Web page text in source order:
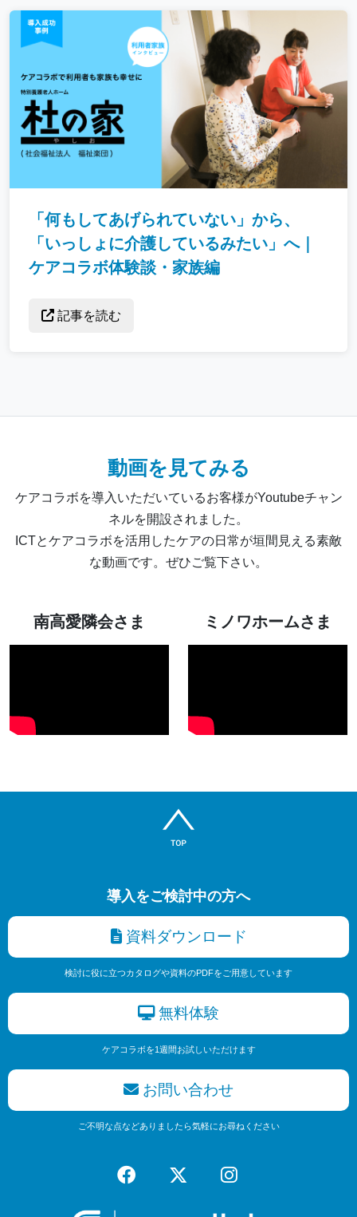
「何もしてあげられていない」から、
「いっしょに介護しているみたい」へ｜
ケアコラボ体験談・家族編
記事を読む
動画を見てみる
ケアコラボを導入いただいているお客様がYoutubeチャン
ネルを開設されました。
ICTとケアコラボを活用したケアの日常が垣間見える素敵
な動画です。ぜひご覧下さい。
南高愛隣会さま ミノワホームさま
導入をご検討中の方へ
資料ダウンロード
検討に役に立つカタログや資料のPDFをご用意しています
無料体験
ケアコラボを1週間お試しいただけます
お問い合わせ
ご不明な点などありましたら気軽にお尋ねください